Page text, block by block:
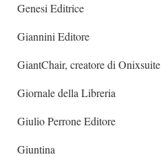
Genesi Editrice
Giannini Editore
GiantChair, creatore di Onixsuite
Giornale della Libreria
Giulio Perrone Editore
Giuntina